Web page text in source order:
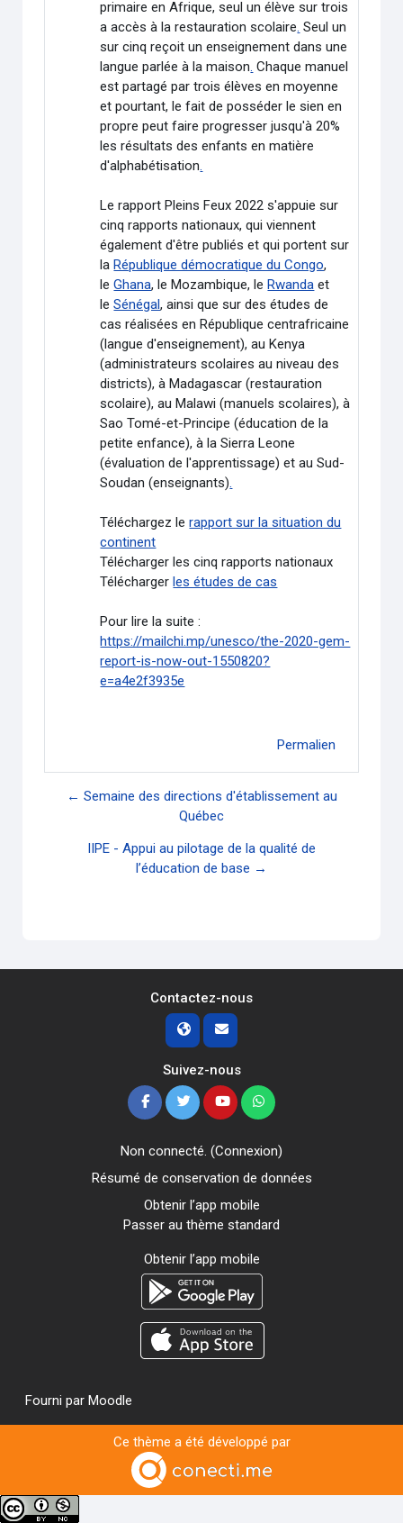
primaire en Afrique, seul un élève sur trois
a accès à la restauration scolaire Seul un
sur cinq reçoit un enseignement dans une
langue parlée à la maison Chaque manuel
est partagé par trois élèves en moyenne
et pourtant, le fait de posséder le sien en
propre peut faire progresser jusqu'à 20%
les résultats des enfants en matière
d'alphabétisation
Le rapport Pleins Feux 2022 s'appuie sur
cinq rapports nationaux, qui viennent
également d'être publiés et qui portent sur
laRépublique démocratique du Congo,
leGhana, le Mozambique, leRwanda et
leSénégal, ainsi que sur des études de
cas réalisées en République centrafricaine
(langue d'enseignement), au Kenya
(administrateurs scolaires au niveau des
districts), à Madagascar (restauration
scolaire), au Malawi (manuels scolaires), à
Sao Tomé-et-Principe (éducation de la
petite enfance), à la Sierra Leone
(évaluation de l'apprentissage) et au Sud-
Soudan (enseignants)
Téléchargez lerapport sur la situation du
continent
Télécharger les cinq rapports nationaux
Téléchargerles études de cas
Pour lire la suite :
https://mailchi.mp/unesco/the-2020-gem-
report-is-now-out-1550820?
e=a4e2f3935e
Permalien
← Semaine des directions d'établissement au
Québec
IIPE - Appui au pilotage de la qualité de
l’éducation de base →
Contactez-nous
Suivez-nous
Non connecté. (Connexion)
Résumé de conservation de données
Obtenir l’app mobile
Passer au thème standard
Obtenir l’app mobile
Fourni par Moodle
Ce thème a été développé par